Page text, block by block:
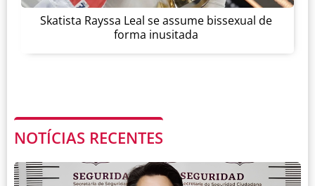
Skatista Rayssa Leal se assume bissexual de
forma inusitada
NOTÍCIAS RECENTES